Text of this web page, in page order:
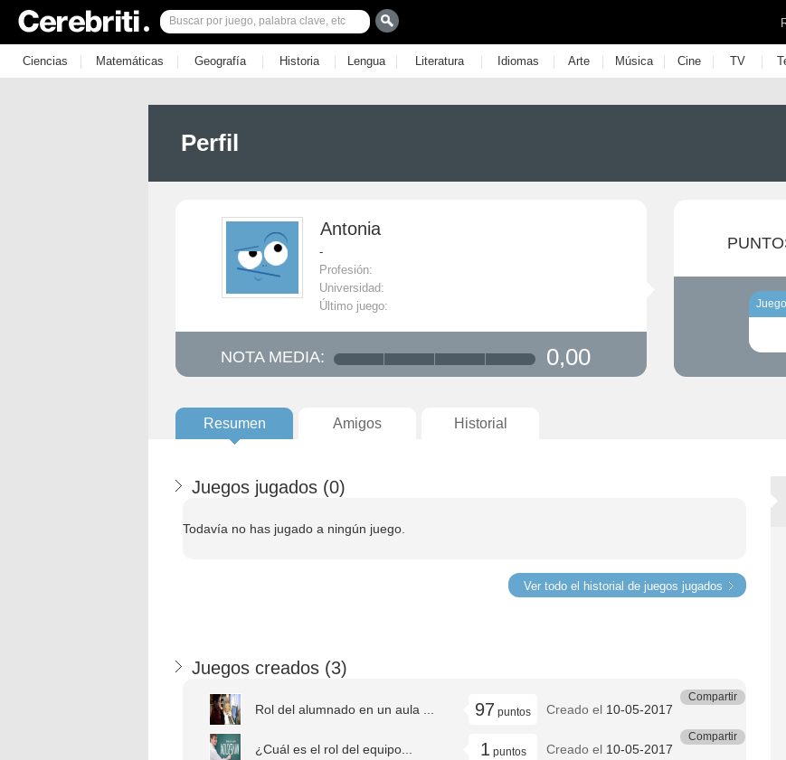
Ciencias | Matemáticas | Geografía | Historia | Lengua | Literatura | Idiomas | Arte | Música | Cine | TV |
Perfil
Antonia
-
Profesión:
Universidad:
Último juego:
NOTA MEDIA: 0,00
Resumen Amigos Historial
Juegos jugados (0)
Todavía no has jugado a ningún juego.
Ver todo el historial de juegos jugados
Juegos creados (3)
Rol del alumnado en un aula ... 97 puntos Creado el 10-05-2017
Compartir
¿Cuál es el rol del equipo... 1puntos Creado el 10-05-2017
Compartir